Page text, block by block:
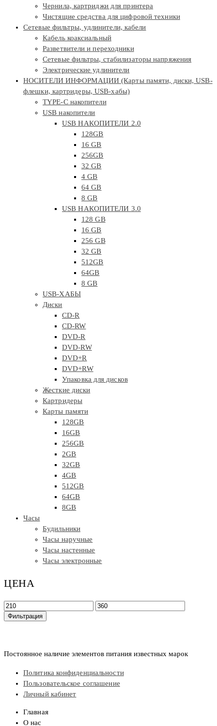
Чернила, картриджи для принтера
Чистящие средства для цифровой техники
Сетевые фильтры, удлинители, кабели
Кабель коаксиальный
Разветвители и переходники
Сетевые фильтры, стабилизаторы напряжения
Электрические удлинители
НОСИТЕЛИ ИНФОРМАЦИИ (Карты памяти, диски, USB-
флешки, картридеры, USB-хабы)
TYPE-C накопители
USB накопители
USB НАКОПИТЕЛИ 2.0
128GB
16 GB
256GB
32 GB
4 GB
64 GB
8 GB
USB НАКОПИТЕЛИ 3.0
128 GB
16 GB
256 GB
32 GB
512GB
64GB
8 GB
USB-ХАБЫ
Диски
CD-R
CD-RW
DVD-R
DVD-RW
DVD+R
DVD+RW
Упаковка для дисков
Жесткие диски
Картридеры
Карты памяти
128GB
16GB
256GB
2GB
32GB
4GB
512GB
64GB
8GB
Часы
Будильники
Часы наручные
Часы настенные
Часы электронные
ЦЕНА
Минимальная
цена
Максимальная
цена
Фильтрация
Постоянное наличие элементов питания известных марок
Политика конфиденциальности
Пользовательское соглашение
Личный кабинет
Главная
О нас